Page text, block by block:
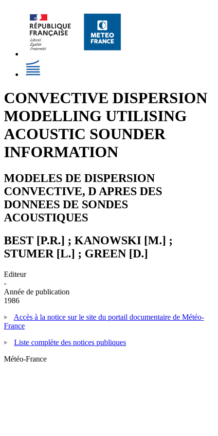
CONVECTIVE DISPERSION
MODELLING UTILISING
ACOUSTIC SOUNDER
INFORMATION
MODELES DE DISPERSION
CONVECTIVE, D APRES DES
DONNEES DE SONDES
ACOUSTIQUES
BEST [P.R.] ; KANOWSKI [M.] ;
STUMER [L.] ; GREEN [D.]
Editeur
-
Année de publication
1986
Accès à la notice sur le site du portail documentaire de Météo-
France
Liste complète des notices publiques
Météo-France